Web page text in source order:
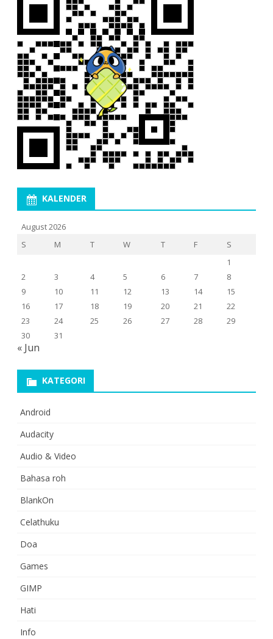
KALENDER
August 2026
S
M T W T F
S
1
2
3 4 5 6 7
8
9
10 11 12 13 14
15
16
17 18 19 20 21
22
23
24 25 26 27 28
29
30
31
« Jun
KATEGORI
Android
Audacity
Audio & Video
Bahasa roh
BlankOn
Celathuku
Doa
Games
GIMP
Hati
Info